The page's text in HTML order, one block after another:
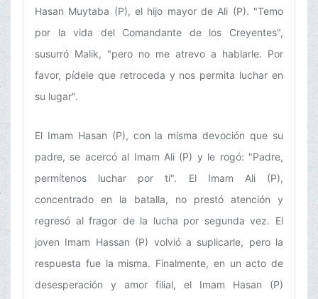
Hasan Muytaba (P), el hijo mayor de Ali (P). "Temo
por la vida del Comandante de los Creyentes",
susurró Malik, "pero no me atrevo a hablarle. Por
favor, pídele que retroceda y nos permita luchar en
su lugar".
El Imam Hasan (P), con la misma devoción que su
padre, se acercó al Imam Ali (P) y le rogó: "Padre,
permítenos luchar por ti". El Imam Ali (P),
concentrado en la batalla, no prestó atención y
regresó al fragor de la lucha por segunda vez. El
joven Imam Hassan (P) volvió a suplicarle, pero la
respuesta fue la misma. Finalmente, en un acto de
desesperación y amor filial, el Imam Hasan (P)